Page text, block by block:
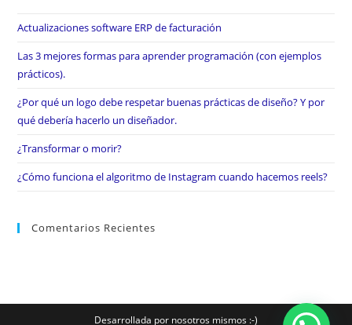
Actualizaciones software ERP de facturación
Las 3 mejores formas para aprender programación (con ejemplos
prácticos).
¿Por qué un logo debe respetar buenas prácticas de diseño? Y por
qué debería hacerlo un diseñador.
¿Transformar o morir?
¿Cómo funciona el algoritmo de Instagram cuando hacemos reels?
Comentarios Recientes
Desarrollada por nosotros mismos :-)